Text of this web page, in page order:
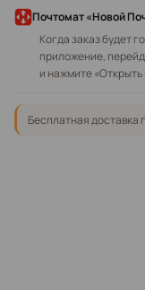
Почтомат «Новой
Когда заказ будет
приложение,
и нажмите «Открыть
Бесплатная доставка